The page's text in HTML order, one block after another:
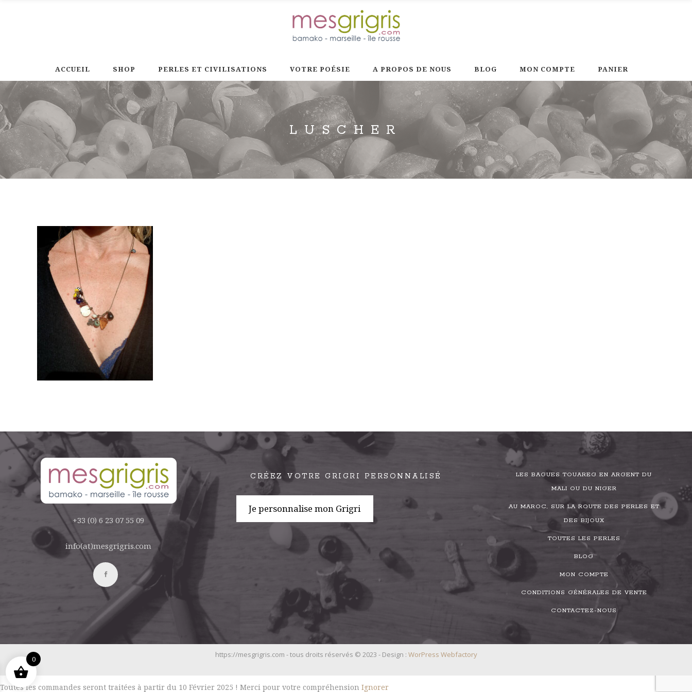
ACCUEIL SHOP PERLES ET CIVILISATIONS VOTRE POÉSIE A PROPOS DE NOUS BLOG MON COMPTE PANIER
LUSCHER
+33 (0) 6 23 07 55 09
info(at)mesgrigris.com
CRÉEZ VOTRE GRIGRI PERSONNALISÉ
Je personnalise mon Grigri
LES BAGUES TOUAREG EN ARGENT DU
MALI OU DU NIGER
AU MAROC, SUR LA ROUTE DES PERLES ET
DES BIJOUX
TOUTES LES PERLES
BLOG
MON COMPTE
CONDITIONS GÉNÉRALES DE VENTE
CONTACTEZ-NOUS
https://mesgrigris.com - tous droits réservés © 2023 - Design : WorPress Webfactory
Toutes les commandes seront traitées à partir du 10 Février 2025 ! Merci pour votre compréhension Ignorer
0